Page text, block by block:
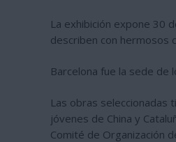
La exhibición expone 30
describen con hermosos
Barcelona fue la sede de
Las obras
jóvenes de China y
Comité de Organización